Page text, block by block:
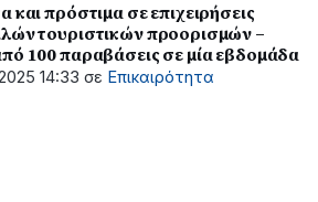
και πρόστιμα σε επιχειρήσεις
τουριστικών προορισμών –
100 παραβάσεις σε μία εβδομάδα
14:33 σε Επικαιρότητα